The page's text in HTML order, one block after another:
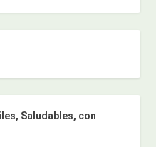
Saludables, con